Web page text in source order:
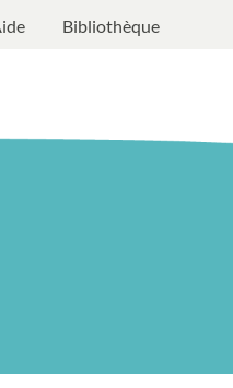
Bibliothèque